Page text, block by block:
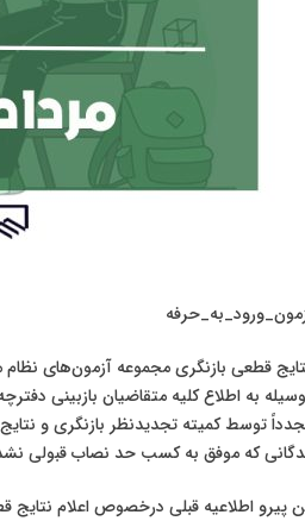
قطعی بازنگری مجموعه آزمون‌های نظام
توسط کمیته‌ تجدیدنظر بازنگری و
که موفق به کسب حد نصاب قبولی
پیرو اطلاعیه‌ قبلی درخصوص اعلام